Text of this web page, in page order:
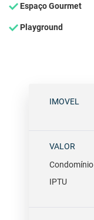
Espaço Gourmet
Playground
IMOVEL
VALOR
Condomínio
IPTU